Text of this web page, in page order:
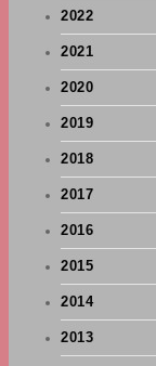
2022
2021
2020
2019
2018
2017
2016
2015
2014
2013